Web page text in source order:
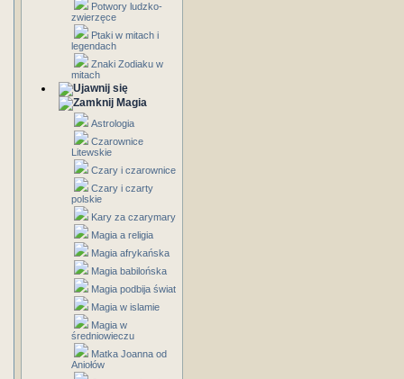
Potwory ludzko-
zwierzęce
Ptaki w mitach i
legendach
Znaki Zodiaku w
mitach
Magia
Astrologia
Czarownice
Litewskie
Czary i czarownice
Czary i czarty
polskie
Kary za czarymary
Magia a religia
Magia afrykańska
Magia babilońska
Magia podbija świat
Magia w islamie
Magia w
średniowieczu
Matka Joanna od
Aniołów